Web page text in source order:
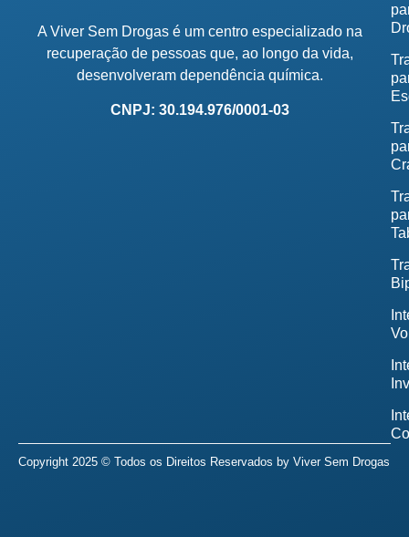
A Viver Sem Drogas é um centro especializado na
recuperação de pessoas que, ao longo da vida,
desenvolveram dependência química.
CNPJ: 30.194.976/0001-03
Copyright 2025 © Todos os Direitos Reservados by Viver Sem Drogas